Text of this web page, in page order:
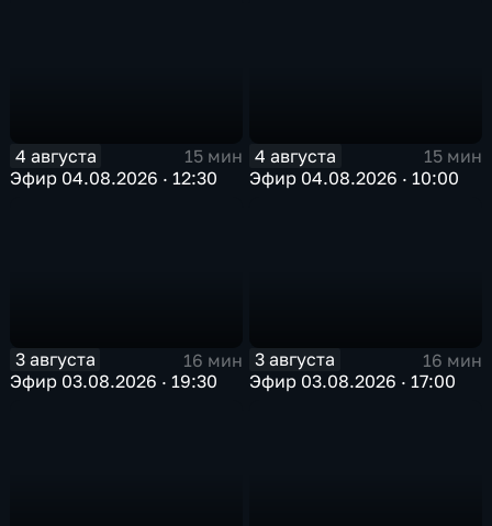
4 августа
15 мин
Эфир 04.08.2026 · 12:30
4 августа
15 мин
Эфир 04.08.2026 · 10:00
3 августа
16 мин
Эфир 03.08.2026 · 19:30
3 августа
16 мин
Эфир 03.08.2026 · 17:00